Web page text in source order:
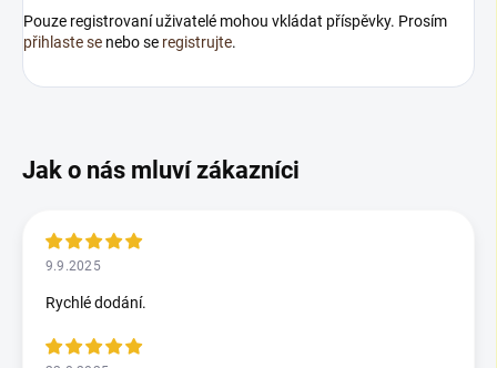
Pouze registrovaní uživatelé mohou vkládat příspěvky. Prosím
přihlaste se nebo se registrujte.
9.9.2025
Rychlé dodání.